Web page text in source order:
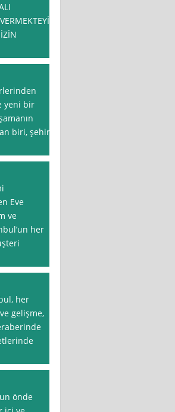
yeni bir
biri, şehir
Eve
ve
her
her
gelişme,
önde